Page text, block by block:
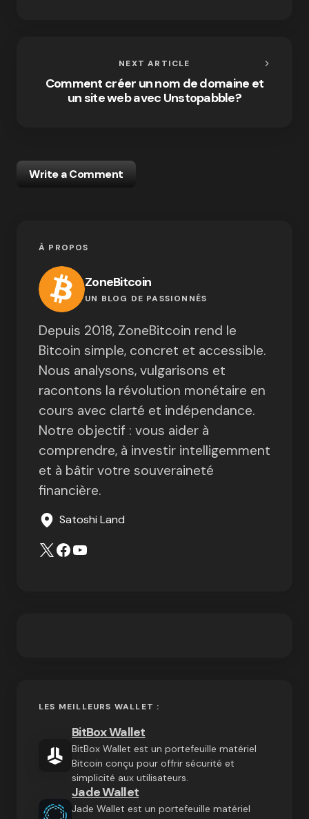
NEXT ARTICLE
Comment créer un nom de domaine et
un site web avec Unstopabble?
Write a Comment
À PROPOS
ZoneBitcoin
UN BLOG DE PASSIONNÉS
Depuis 2018, ZoneBitcoin rend le
Bitcoin simple, concret et accessible.
Nous analysons, vulgarisons et
racontons la révolution monétaire en
cours avec clarté et indépendance.
Notre objectif : vous aider à
comprendre, à investir intelligemment
et à bâtir votre souveraineté
financière.
Satoshi Land
LES MEILLEURS WALLET :
BitBox Wallet
BitBox Wallet est un portefeuille matériel
Bitcoin conçu pour offrir sécurité et
simplicité aux utilisateurs.
Jade Wallet
Jade Wallet est un portefeuille matériel